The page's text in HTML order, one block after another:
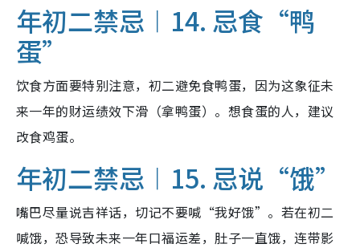
年初二禁忌︱14. 忌食“鸭
蛋”
饮食方面要特别注意，初二避免食鸭蛋，因为这象征未
来一年的财运绩效下滑（拿鸭蛋）。想食蛋的人，建议
改食鸡蛋。
年初二禁忌︱15. 忌说“饿”
嘴巴尽量说吉祥话，切记不要喊“我好饿”。若在初二
喊饿，恐导致未来一年口福运差，肚子一直饿，连带影